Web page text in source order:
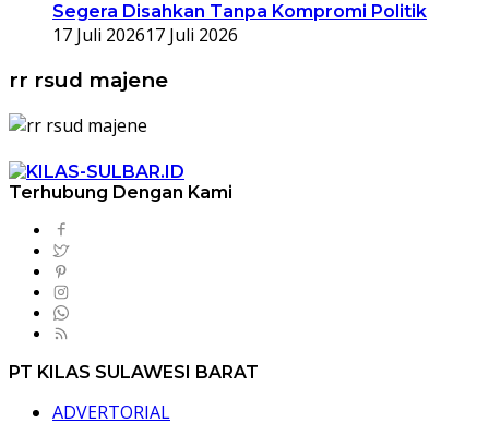
Segera Disahkan Tanpa Kompromi Politik
17 Juli 202617 Juli 2026
rr rsud majene
Terhubung Dengan Kami
PT KILAS SULAWESI BARAT
ADVERTORIAL